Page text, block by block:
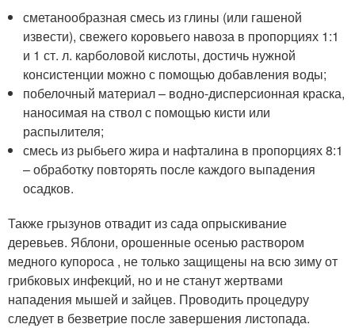
сметанообразная смесь из глины (или гашеной
извести), свежего коровьего навоза в пропорциях 1:1
и 1 ст. л. карболовой кислоты, достичь нужной
консистенции можно с помощью добавления воды;
побелочный материал – водно-дисперсионная краска,
наносимая на ствол с помощью кисти или
распылителя;
смесь из рыбьего жира и нафталина в пропорциях 8:1
– обработку повторять после каждого выпадения
осадков.
Также грызунов отвадит из сада опрыскивание
деревьев. Яблони, орошенные осенью раствором
медного купороса , не только защищены на всю зиму от
грибковых инфекций, но и не станут жертвами
нападения мышей и зайцев. Проводить процедуру
следует в безветрие после завершения листопада.